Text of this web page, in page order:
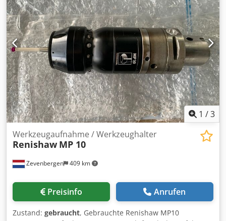
1 /3
Zevenbergen 409 km
Werkzeugaufnahme / Werkzeughalter
Renishaw MP 10
Preisinfo Anrufen
Zustand: gebraucht, Gebrauchte Renishaw MP10